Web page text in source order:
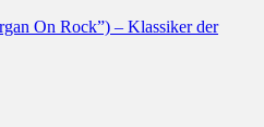
On Rock”) – Klassiker der